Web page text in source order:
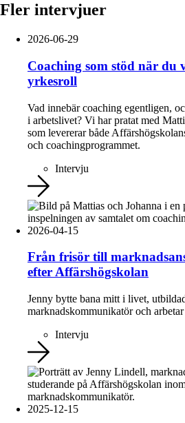
Fler intervjuer
2026-06-29
Coaching som stöd när du
yrkesroll
Vad innebär coaching egentligen,
i arbetslivet? Vi har pratat med
som levererar både
och coachingprogrammet.
Intervju
2026-04-15
Från frisör till
efter Affärshögskolan
Jenny bytte bana mitt i livet,
marknadskommunikatör och
Intervju
2025-12-15